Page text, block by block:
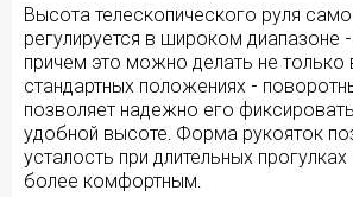
Высота телескопического руля
регулируется в широком диапазоне
причем это можно делать не только
стандартных положениях -
позволяет надежно его
удобной высоте. Форма рукояток
усталость при длительных
более комфортным.